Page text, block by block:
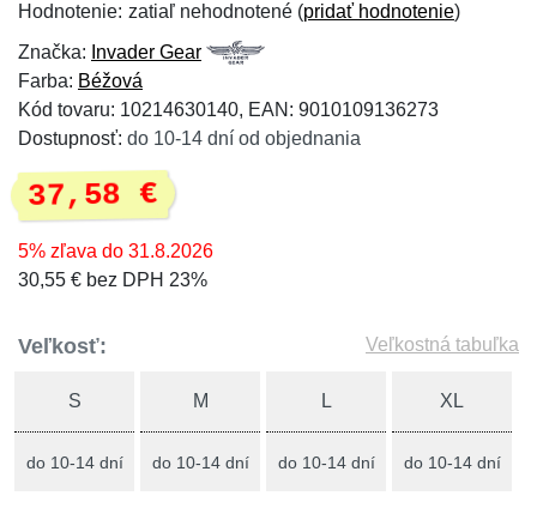
Hodnotenie: zatiaľ nehodnotené (pridať hodnotenie)
Značka: Invader Gear
Farba: Béžová
Kód tovaru: 10214630140, EAN: 9010109136273
Dostupnosť: do 10-14 dní od objednania
37,58 €
5% zľava do 31.8.2026
30,55 € bez DPH 23%
Veľkosť: Veľkostná tabuľka
S
do 10-14 dní
M
do 10-14 dní
L
do 10-14 dní
XL
do 10-14 dní